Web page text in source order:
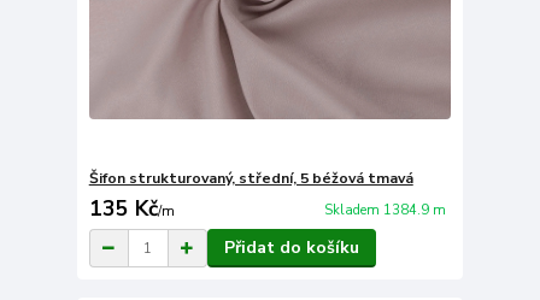
Šifon strukturovaný, střední, 5 béžová tmavá
135 Kč/m Skladem 1384.9 m
Přidat do košíku